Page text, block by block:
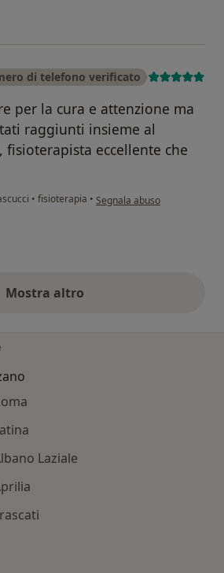
di telefono verificato
per la cura e attenzione ma
raggiunti insieme al
fisioterapista eccellente che
• fisioterapia • secondo l'opinione
Segnala abuso
Mostra altroopinioni di cui sopra
Laziale